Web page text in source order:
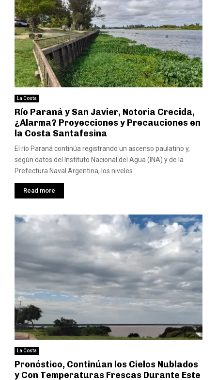
La Costa
Río Paraná y San Javier, Notoria Crecida,
¿Alarma? Proyecciones y Precauciones en
la Costa Santafesina
El río Paraná continúa registrando un ascenso paulatino y,
según datos del Instituto Nacional del Agua (INA) y de la
Prefectura Naval Argentina, los niveles...
Read more
La Costa
Pronóstico, Continúan los Cielos Nublados
y Con Temperaturas Frescas Durante Este